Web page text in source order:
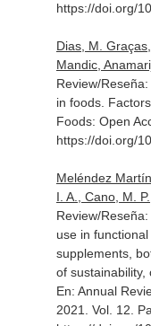
https://doi.org/
Dias, M.
Mandic,
Review/
in foods.
Foods: Open
https://doi.org/
Meléndez
I. A., Cano, M.
Review/
use in
supplements,
of sustainability,
En: Annual
2021. Vol. 12.